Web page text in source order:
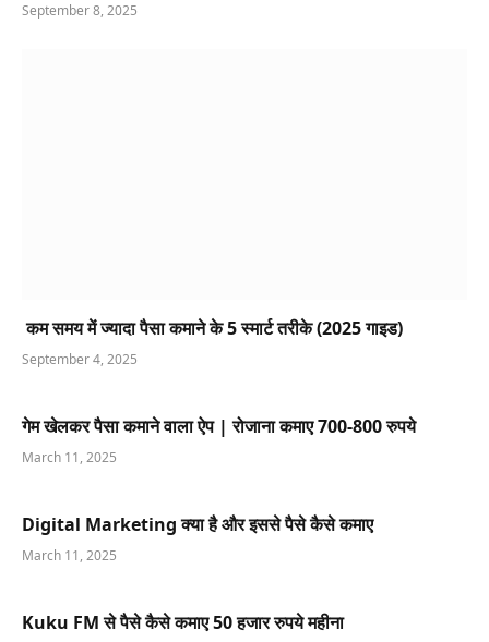
September 8, 2025
कम समय में ज्यादा पैसा कमाने के 5 स्मार्ट तरीके (2025 गाइड)
September 4, 2025
गेम खेलकर पैसा कमाने वाला ऐप | रोजाना कमाए 700-800 रुपये
March 11, 2025
Digital Marketing क्या है और इससे पैसे कैसे कमाए
March 11, 2025
Kuku FM से पैसे कैसे कमाए 50 हजार रुपये महीना